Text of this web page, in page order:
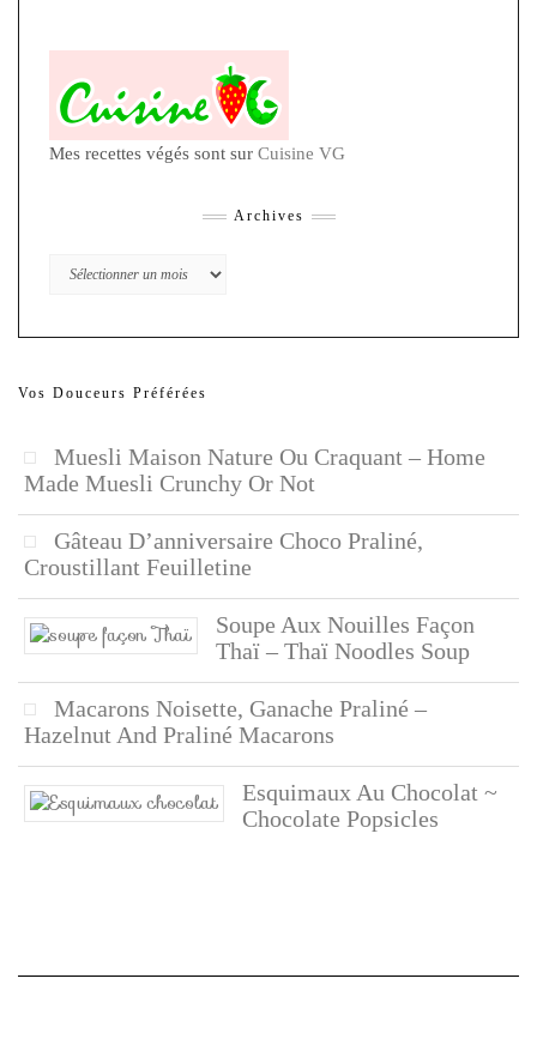
Mes recettes végés sont sur Cuisine VG
Archives
Archives
Vos Douceurs Préférées
Muesli Maison Nature Ou Craquant – Home
Made Muesli Crunchy Or Not
Gâteau D’anniversaire Choco Praliné,
Croustillant Feuilletine
Soupe Aux Nouilles Façon
Thaï – Thaï Noodles Soup
Macarons Noisette, Ganache Praliné –
Hazelnut And Praliné Macarons
Esquimaux Au Chocolat ~
Chocolate Popsicles